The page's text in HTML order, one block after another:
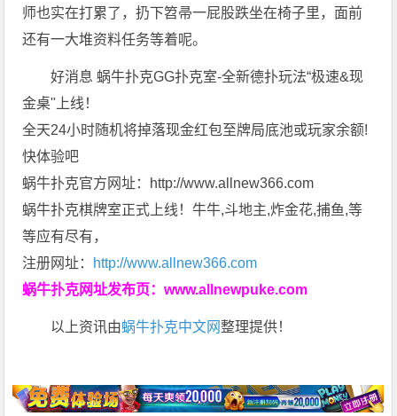
师也实在打累了，扔下笤帚一屁股跌坐在椅子里，面前
还有一大堆资料任务等着呢。
好消息 蜗牛扑克GG扑克室-全新德扑玩法“极速&现
金桌"上线！
全天24小时随机将掉落现金红包至牌局底池或玩家余额!
快体验吧
蜗牛扑克官方网址：http://www.allnew366.com
蜗牛扑克棋牌室正式上线！牛牛,斗地主,炸金花,捕鱼,等
等应有尽有，
注册网址： http://www.allnew366.com
蜗牛扑克网址发布页：www.allnewpuke.com
以上资讯由蜗牛扑克中文网整理提供！